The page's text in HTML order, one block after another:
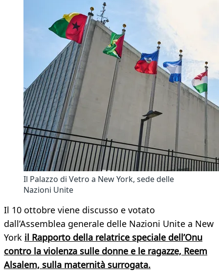
Il Palazzo di Vetro a New York, sede delle
Nazioni Unite
Il 10 ottobre viene discusso e votato
dall’Assemblea generale delle Nazioni Unite a New
York il Rapporto della relatrice speciale dell’Onu
contro la violenza sulle donne e le ragazze, Reem
Alsalem, sulla maternità surrogata.